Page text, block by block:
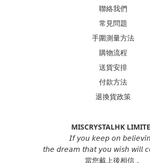
聯絡我們
常見問題
手圍測量方法
購物流程
送貨安排
付款方法
退換貨政策
MISCRYSTALHK
𝘐𝘧 𝘺𝘰𝘶 𝘬𝘦𝘦𝘱 𝘰𝘯
𝘵𝘩𝘦 𝘥𝘳𝘦𝘢𝘮 𝘵𝘩𝘢𝘵 𝘺𝘰𝘶 𝘸𝘪𝘴𝘩 𝘸𝘪𝘭𝘭
當您戴上後相信，